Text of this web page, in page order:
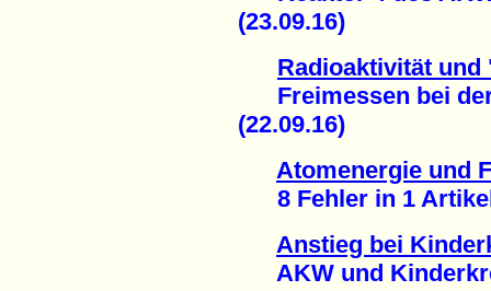
(23.09.16)
Radioaktivität
Freimessen bei der
(22.09.16)
Atomenergie und
8 Fehler in 1 Artikel
Anstieg bei
AKW und